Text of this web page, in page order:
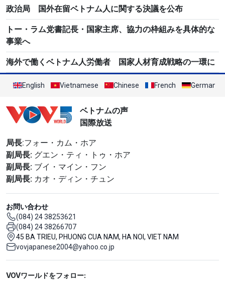
政治局 国外在留ベトナム人に関する決議を公布
トー・ラム党書記長・国家主席、協力の枠組みを具体的な
事業へ
海外で働くベトナム人労働者 国家人材育成戦略の一環に
English Vietnamese Chinese French German
ベトナムの声
国際放送
局長:フォー・カム・ホア
副局長: グエン・ティ・トゥ・ホア
副局長: ブイ・マイン・フン
副局長: カオ・ディン・チュン
お問い合わせ
(084) 24 38253621
(084) 24 38266707
45 BA TRIEU, PHUONG CUA NAM, HA NOI, VIET NAM
vovjapanese2004@yahoo.co.jp
Mạng xã hội
VOVワールドをフォロー: